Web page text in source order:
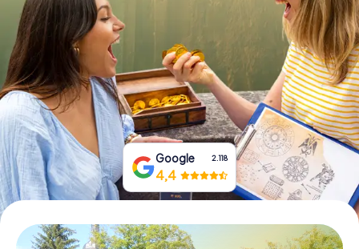
Prenota Biglietti
Acquista i Voucher
Google 2.118
4,4